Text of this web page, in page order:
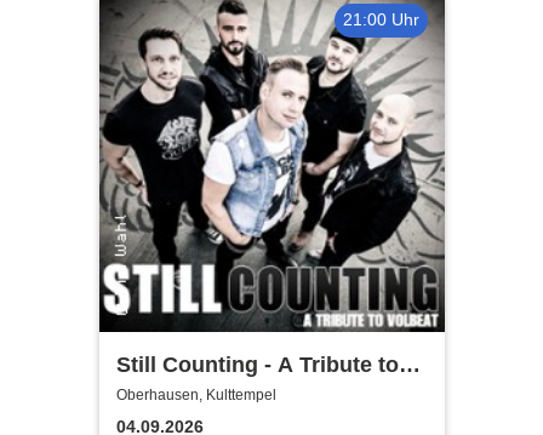
21:00 Uhr
Still Counting - A Tribute to
Volbeat
Oberhausen, Kulttempel
04.09.2026